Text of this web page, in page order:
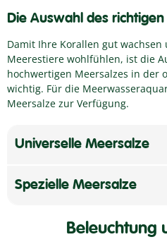
Die Auswahl des
Damit Ihre Korallen gut
Meerestiere wohlfühlen, ist die
hochwertigen Meersalzes in der
wichtig. Für die
Meersalze zur Verfügung.
Universelle Meersalze
Spezielle Meersalze
Beleuchtung